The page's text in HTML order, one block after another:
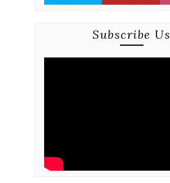
Subscribe Us